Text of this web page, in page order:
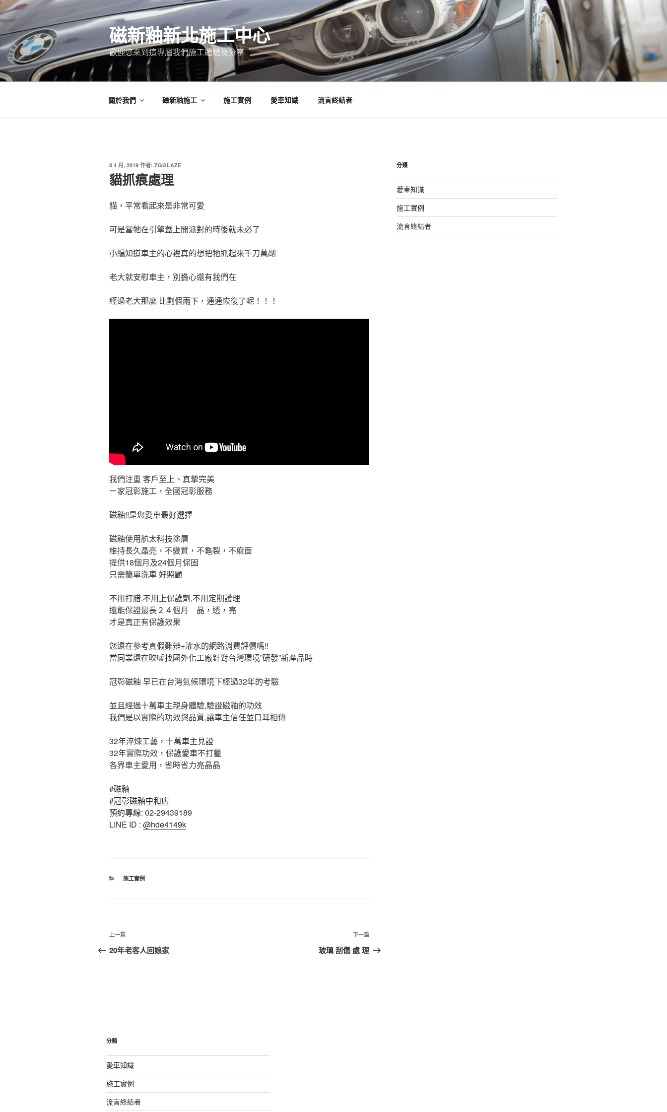
跳
至
要
內
容
磁新釉新北施工中心
歡迎您來到這專屬我們施工體驗及分享
關於我們 磁新釉施工 施工實例 愛車知識 流言終結者
發
佈
於
8 4 月, 2019 作者: ZGGLAZE
貓抓痕處理
貓，平常看起來是非常可愛
可是當牠在引擎蓋上開派對的時後就未必了
小編知道車主的心裡真的想把牠抓起來千刀萬剮
老大就安慰車主，別擔心還有我們在
經過老大那麼 比劃個兩下，通通恢復了呢！！！
我們注重 客戶至上、真摯完美
ㄧ家冠彰施工，全國冠彰服務
磁釉!!是您愛車最好選擇
磁釉使用航太科技塗層
維持長久晶亮，不變質，不龜裂，不麻面
提供18個月及24個月保固
只需簡單洗車 好照顧
不用打腊,不用上保護劑,不用定期護理
還能保證最長２４個月 晶，透，亮
才是真正有保護效果
您還在參考真假難辨+灌水的網路消費評價嗎!!
當同業還在吹噓找國外化工廠針對台灣環境”研發”新產品時
冠彰磁釉 早已在台灣氣候環境下經過32年的考驗
並且經過十萬車主親身體驗,驗證磁釉的功效
我們是以實際的功效與品質,讓車主信任並口耳相傳
32年淬煉工藝，十萬車主見證
32年實際功效，保護愛車不打臘
各界車主愛用，省時省力亮晶晶
#磁釉
#冠彰磁釉中和店
預約專線: 02-29439189
LINE ID : @hde4149k
分
施工實例
文
章
上
一
上一篇
20年老客人回娘家
下
一
下一篇
玻璃 刮傷 處 理
分類
愛車知識
施工實例
流言終結者
分類
愛車知識
施工實例
流言終結者